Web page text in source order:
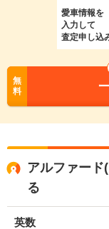
愛車情報を
入力して
査定申し込
無
料
アルファード
る
英数